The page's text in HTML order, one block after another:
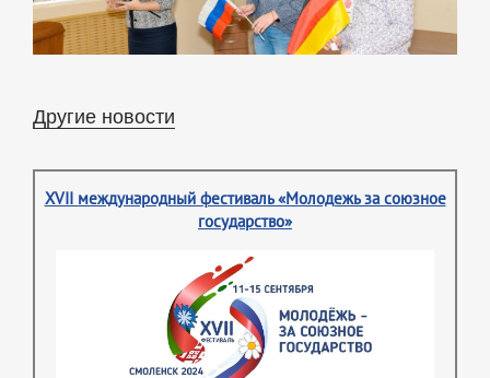
Другие новости
XVII международный фестиваль «Молодежь за союзное
государство»